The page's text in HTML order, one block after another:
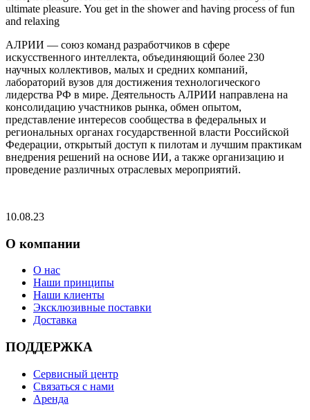
ultimate pleasure. You get in the shower and having process of fun
and relaxing
АЛРИИ — союз команд разработчиков в сфере
искусственного интеллекта, объединяющий более 230
научных коллективов, малых и средних компаний,
лабораторий вузов для достижения технологического
лидерства РФ в мире. Деятельность АЛРИИ направлена на
консолидацию участников рынка, обмен опытом,
представление интересов сообщества в федеральных и
региональных органах государственной власти Российской
Федерации, открытый доступ к пилотам и лучшим практикам
внедрения решений на основе ИИ, а также организацию и
проведение различных отраслевых мероприятий.
10.08.23
О компании
О нас
Наши принципы
Наши клиенты
Эксклюзивные поставки
Доставка
ПОДДЕРЖКА
Сервисный центр
Связаться с нами
Аренда